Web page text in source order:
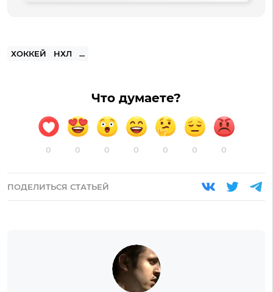
ХОККЕЙ НХЛ ...
Что думаете?
0 0 0 0 0 0 0
ПОДЕЛИТЬСЯ СТАТЬЕЙ